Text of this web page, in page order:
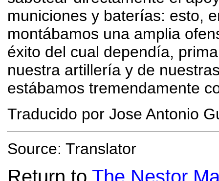
municiones y baterías: esto,
montábamos una amplia
éxito del cual dependía,
nuestra artillería y de
estábamos tremendamente
Traducido por Jose Antonio
Source: Translator
Return to The Nestor